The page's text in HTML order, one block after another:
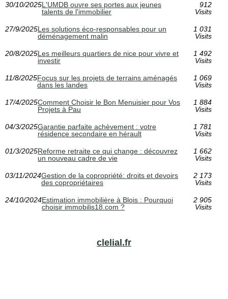
30/10/2025L'UMDB ouvre ses portes aux jeunes
talents de l'immobilier
912
Visits
27/9/2025Les solutions éco-responsables pour un
déménagement malin
1 031
Visits
20/8/2025Les meilleurs quartiers de nice pour vivre et
investir
1 492
Visits
11/8/2025Focus sur les projets de terrains aménagés
dans les landes
1 069
Visits
17/4/2025Comment Choisir le Bon Menuisier pour Vos
Projets à Pau
1 884
Visits
04/3/2025Garantie parfaite achèvement : votre
résidence secondaire en hérault
1 781
Visits
01/3/2025Reforme retraite ce qui change : découvrez
un nouveau cadre de vie
1 662
Visits
03/11/2024Gestion de la copropriété: droits et devoirs
des copropriétaires
2 173
Visits
24/10/2024Estimation immobilière à Blois : Pourquoi
choisir immobilis18.com ?
2 905
Visits
clelial.fr